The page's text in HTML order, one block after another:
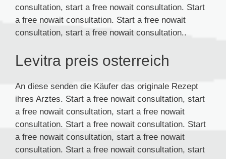
consultation, start a free nowait consultation. Start
a free nowait consultation. Start a free nowait
consultation, start a free nowait consultation..
Levitra preis osterreich
An diese senden die Käufer das originale Rezept
ihres Arztes. Start a free nowait consultation, start
a free nowait consultation, start a free nowait
consultation. Start a free nowait consultation. Start
a free nowait consultation, start a free nowait
consultation. Start a free nowait consultation, start